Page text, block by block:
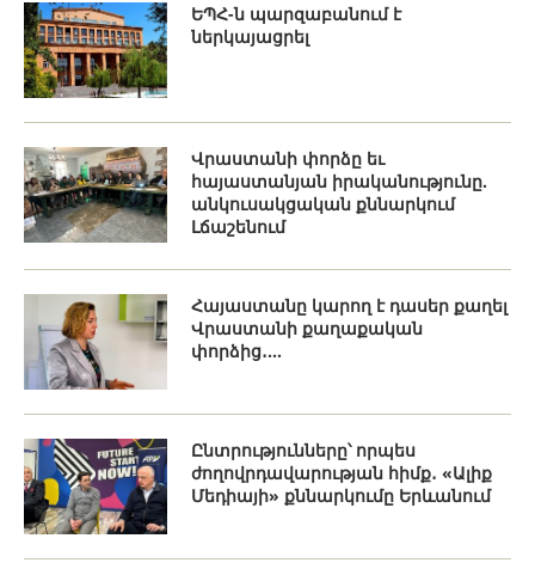
ԵՊՀ-ն պարզաբանում է
ներկայացրել
Վրաստանի փորձը եւ
հայաստանյան իրականությունը.
անկուսակցական քննարկում
Լճաշենում
Հայաստանը կարող է դասեր քաղել
Վրաստանի քաղաքական
փորձից․...
Ընտրությունները՝ որպես
ժողովրդավարության հիմք․ «Ալիք
Մեդիայի» քննարկումը Երևանում